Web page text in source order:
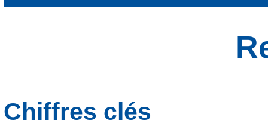
Chiffres clés